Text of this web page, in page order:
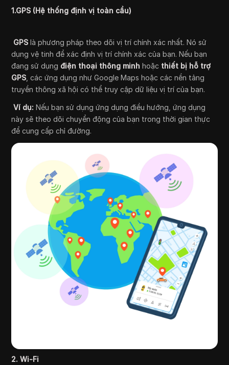
1.GPS (Hệ thống định vị toàn cầu)
GPS là phương pháp theo dõi vị trí chính xác nhất. Nó sử
dụng vệ tinh để xác định vị trí chính xác của bạn. Nếu bạn
đang sử dụng điện thoại thông minh hoặc thiết bị hỗ trợ
GPS , các ứng dụng như Google Maps hoặc các nền tảng
truyền thông xã hội có thể truy cập dữ liệu vị trí của bạn.
Ví dụ: Nếu bạn sử dụng ứng dụng điều hướng, ứng dụng
này sẽ theo dõi chuyển động của bạn trong thời gian thực
để cung cấp chỉ đường.
2. Wi-Fi